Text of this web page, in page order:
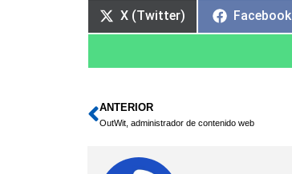
X (Twitter) Facebook
Ant
ANTERIOR
OutWit, administrador de contenido web